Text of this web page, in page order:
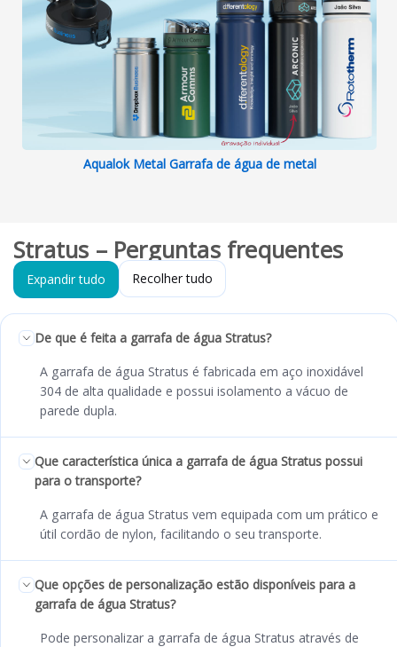
Aqualok Metal Garrafa de água de metal
Stratus – Perguntas frequentes
Expandir tudo Recolher tudo
De que é feita a garrafa de água Stratus?
A garrafa de água Stratus é fabricada em aço inoxidável
304 de alta qualidade e possui isolamento a vácuo de
parede dupla.
Que característica única a garrafa de água Stratus possui
para o transporte?
A garrafa de água Stratus vem equipada com um prático e
útil cordão de nylon, facilitando o seu transporte.
Que opções de personalização estão disponíveis para a
garrafa de água Stratus?
Pode personalizar a garrafa de água Stratus através de